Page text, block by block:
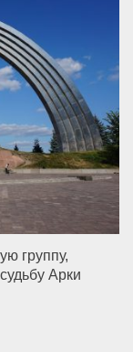
группу,
Арки